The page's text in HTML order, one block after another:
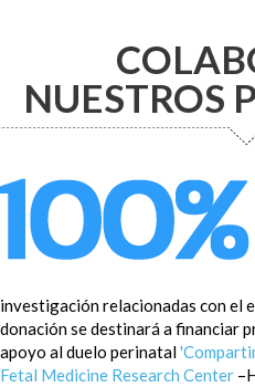
Te explicamos y despejamos
partoy desarrollo de bebés
NUESTROS
investigación relacionadas con el
donación se destinará a financiar
apoyo al duelo perinatal
Fetal Medicine Research Center